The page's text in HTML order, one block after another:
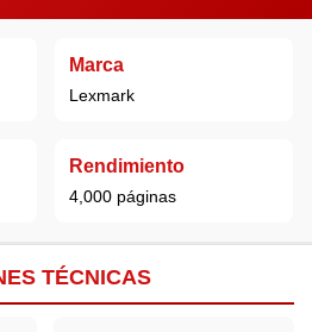
Marca
Lexmark
Rendimiento
4,000 páginas
TÉCNICAS